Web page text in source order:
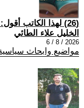
(26) لهذا الكاتب أقول: خفف السرعة أمامك مُنعطف
الخليل علاء الطائي
2026 / 8 / 6
مواضيع وابحاث